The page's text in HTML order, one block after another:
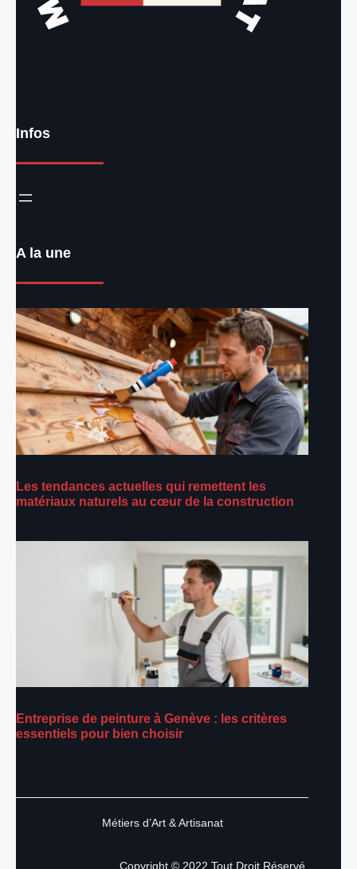
Infos
A la une
Les tendances actuelles qui remettent les
matériaux naturels au cœur de la construction
Entreprise de peinture à Genève : les critères
essentiels pour bien choisir
Métiers d’Art & Artisanat
Copyright © 2022.Tout Droit Réservé.